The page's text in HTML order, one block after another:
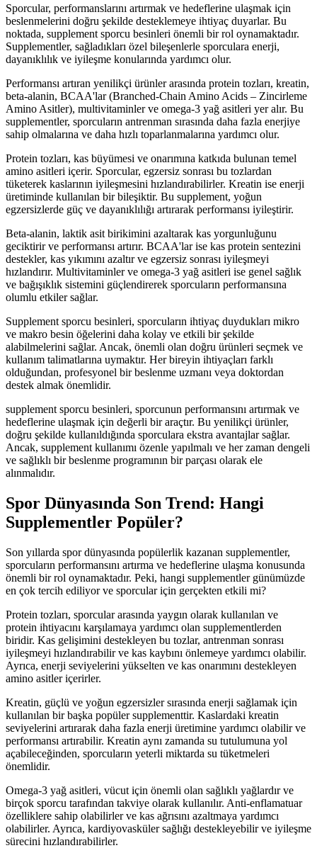
Sporcular, performanslarını artırmak ve hedeflerine ulaşmak için
beslenmelerini doğru şekilde desteklemeye ihtiyaç duyarlar. Bu
noktada, supplement sporcu besinleri önemli bir rol oynamaktadır.
Supplementler, sağladıkları özel bileşenlerle sporculara enerji,
dayanıklılık ve iyileşme konularında yardımcı olur.
Performansı artıran yenilikçi ürünler arasında protein tozları, kreatin,
beta-alanin, BCAA'lar (Branched-Chain Amino Acids – Zincirleme
Amino Asitler), multivitaminler ve omega-3 yağ asitleri yer alır. Bu
supplementler, sporcuların antrenman sırasında daha fazla enerjiye
sahip olmalarına ve daha hızlı toparlanmalarına yardımcı olur.
Protein tozları, kas büyümesi ve onarımına katkıda bulunan temel
amino asitleri içerir. Sporcular, egzersiz sonrası bu tozlardan
tüketerek kaslarının iyileşmesini hızlandırabilirler. Kreatin ise enerji
üretiminde kullanılan bir bileşiktir. Bu supplement, yoğun
egzersizlerde güç ve dayanıklılığı artırarak performansı iyileştirir.
Beta-alanin, laktik asit birikimini azaltarak kas yorgunluğunu
geciktirir ve performansı artırır. BCAA'lar ise kas protein sentezini
destekler, kas yıkımını azaltır ve egzersiz sonrası iyileşmeyi
hızlandırır. Multivitaminler ve omega-3 yağ asitleri ise genel sağlık
ve bağışıklık sistemini güçlendirerek sporcuların performansına
olumlu etkiler sağlar.
Supplement sporcu besinleri, sporcuların ihtiyaç duydukları mikro
ve makro besin öğelerini daha kolay ve etkili bir şekilde
alabilmelerini sağlar. Ancak, önemli olan doğru ürünleri seçmek ve
kullanım talimatlarına uymaktır. Her bireyin ihtiyaçları farklı
olduğundan, profesyonel bir beslenme uzmanı veya doktordan
destek almak önemlidir.
supplement sporcu besinleri, sporcunun performansını artırmak ve
hedeflerine ulaşmak için değerli bir araçtır. Bu yenilikçi ürünler,
doğru şekilde kullanıldığında sporculara ekstra avantajlar sağlar.
Ancak, supplement kullanımı özenle yapılmalı ve her zaman dengeli
ve sağlıklı bir beslenme programının bir parçası olarak ele
alınmalıdır.
Spor Dünyasında Son Trend: Hangi
Supplementler Popüler?
Son yıllarda spor dünyasında popülerlik kazanan supplementler,
sporcuların performansını artırma ve hedeflerine ulaşma konusunda
önemli bir rol oynamaktadır. Peki, hangi supplementler günümüzde
en çok tercih ediliyor ve sporcular için gerçekten etkili mi?
Protein tozları, sporcular arasında yaygın olarak kullanılan ve
protein ihtiyacını karşılamaya yardımcı olan supplementlerden
biridir. Kas gelişimini destekleyen bu tozlar, antrenman sonrası
iyileşmeyi hızlandırabilir ve kas kaybını önlemeye yardımcı olabilir.
Ayrıca, enerji seviyelerini yükselten ve kas onarımını destekleyen
amino asitler içerirler.
Kreatin, güçlü ve yoğun egzersizler sırasında enerji sağlamak için
kullanılan bir başka popüler supplementtir. Kaslardaki kreatin
seviyelerini artırarak daha fazla enerji üretimine yardımcı olabilir ve
performansı artırabilir. Kreatin aynı zamanda su tutulumuna yol
açabileceğinden, sporcuların yeterli miktarda su tüketmeleri
önemlidir.
Omega-3 yağ asitleri, vücut için önemli olan sağlıklı yağlardır ve
birçok sporcu tarafından takviye olarak kullanılır. Anti-enflamatuar
özelliklere sahip olabilirler ve kas ağrısını azaltmaya yardımcı
olabilirler. Ayrıca, kardiyovasküler sağlığı destekleyebilir ve iyileşme
sürecini hızlandırabilirler.